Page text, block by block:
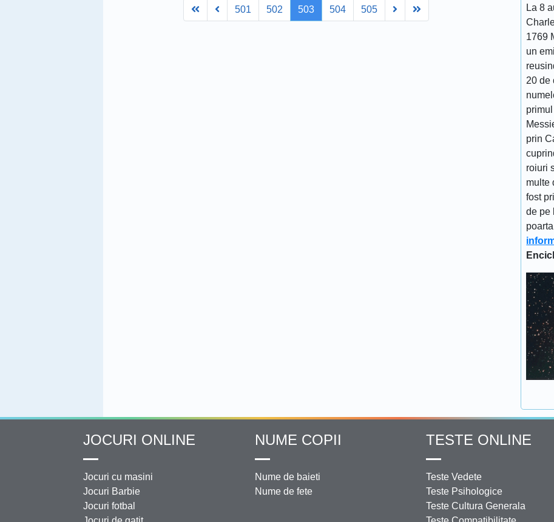
FirstPrev501 502 503 504 505 Next
La 8
1769
un
20 de
prin
roiuri
multe
fost
de pe
JOCURI ONLINE
Jocuri cu masini
Jocuri Barbie
Jocuri fotbal
NUME COPII
Nume de baieti
Nume de fete
TESTE ONLINE
Teste Vedete
Teste Psihologice
Teste Cultura Generala